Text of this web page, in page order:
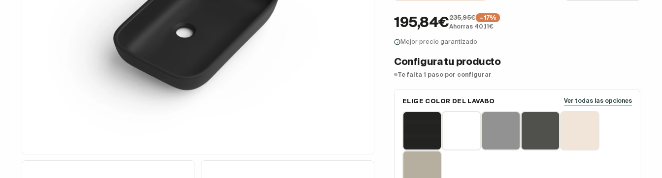
195,84€235,95€
−17%
Ahorras 40,11€
Mejor precio garantizado
Configura tu producto
Te falta 1 paso por configurar
ELIGE COLOR DEL LAVABO Ver todas las opciones